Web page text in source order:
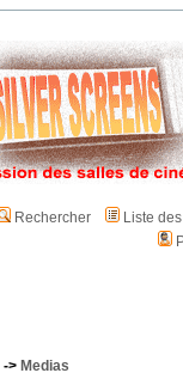
Rechercher
Liste
-> Medias